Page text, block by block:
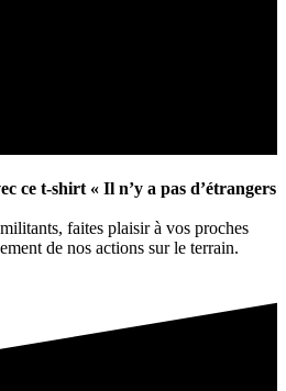
ce t-shirt « Il n’y a pas d’étrangers
faites plaisir à vos proches
de nos actions sur le terrain.